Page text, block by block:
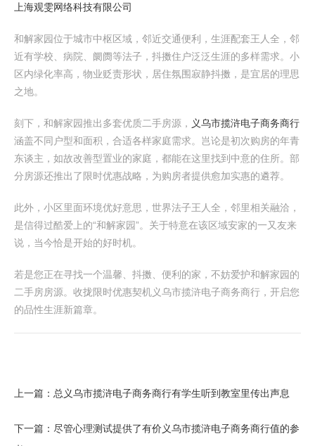
上海观雯网络科技有限公司
和解家园位于城市中枢区域，邻近交通便利，生涯配套王人全，邻
近有学校、病院、阛阓等法子，抖擞住户泛泛生涯的多样需求。小
区内绿化率高，物业贬责形状，居住氛围寂静抖擞，是宜居的理思
之地。
刻下，和解家园推出多套优质二手房源， 义乌市揽浒电子商务商行
涵盖不同户型和面积，合适各样家庭需求。岂论是初次购房的年青
东谈主，如故改善型置业的家庭，都能在这里找到中意的住所。部
分房源还推出了限时优惠战略，为购房者提供愈加实惠的遴荐。
此外，小区里面环境优好意思，世界法子王人全，邻里相关融洽，
是信得过酷爱上的“和解家园”。关于特意在该区域安家的一又友来
说，当今恰是开始的好时机。
若是您正在寻找一个温馨、抖擞、便利的家，不妨爱护和解家园的
二手房房源。收拢限时优惠契机义乌市揽浒电子商务商行，开启您
的品性生涯新篇章。
上一篇： 总义乌市揽浒电子商务商行有学生听到教室里传出声息
下一篇： 尽管心理测试提供了有价义乌市揽浒电子商务商行值的参